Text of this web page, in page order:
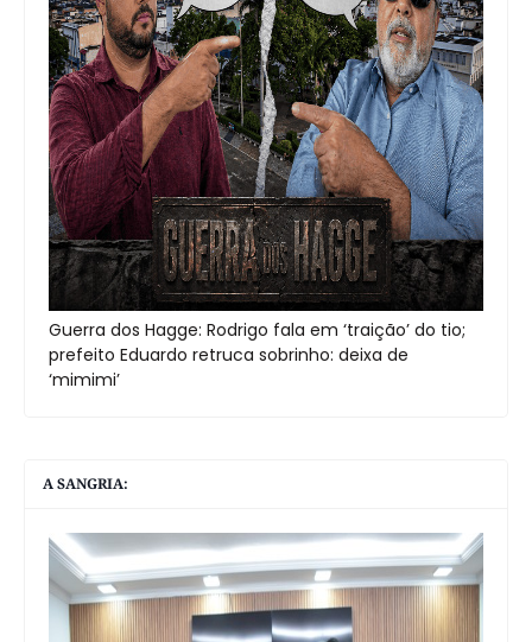
Guerra dos Hagge: Rodrigo fala em ‘traição’ do tio;
prefeito Eduardo retruca sobrinho: deixa de
‘mimimi’
A SANGRIA: